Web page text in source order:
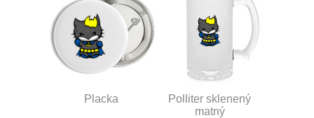
Placka
Polliter sklenený
matný